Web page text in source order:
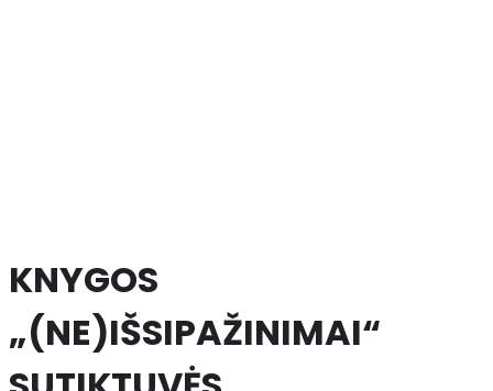
KNYGOS
„(NE)IŠSIPAŽINIMAI“